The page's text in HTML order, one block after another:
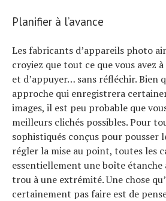
Planifier à l’avance
Les fabricants d’appareils photo
croyiez que tout ce que vous avez
et d’appuyer… sans réfléchir. Bien
approche qui enregistrera
images, il est peu probable que
meilleurs clichés possibles. Pour
sophistiqués conçus pour pousser
régler la mise au point, toutes les
essentiellement une boîte étanche
trou à une extrémité. Une chose
certainement pas faire est de